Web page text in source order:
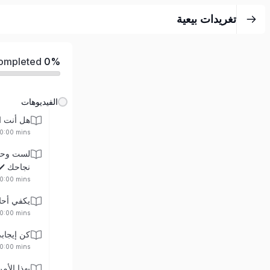
تغريدات بيعية
0%
الفيديوهات
هل أنت
mins
لست
نجاحك
mins
يكفي
mins
كن
mins
بهذا